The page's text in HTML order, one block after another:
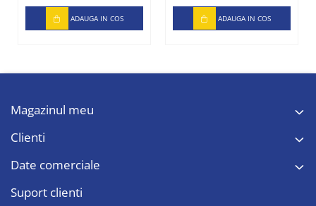
ADAUGA IN COS ADAUGA IN COS
Magazinul meu
Clienti
Date comerciale
Suport clienti